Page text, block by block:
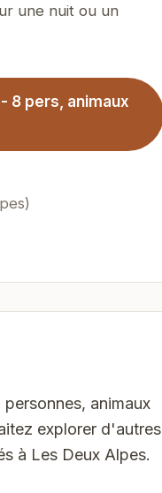
une nuit ou un
8 pers, animaux
animaux
explorer d'autres
à Les Deux Alpes.